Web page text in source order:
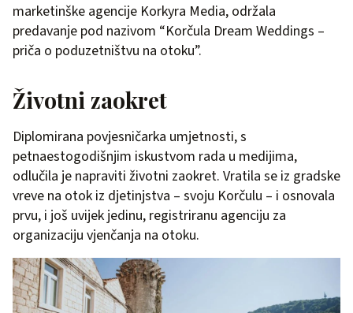
marketinške agencije Korkyra Media, održala
predavanje pod nazivom “Korčula Dream Weddings –
priča o poduzetništvu na otoku”.
Životni zaokret
Diplomirana povjesničarka umjetnosti, s
petnaestogodišnjim iskustvom rada u medijima,
odlučila je napraviti životni zaokret. Vratila se iz gradske
vreve na otok iz djetinjstva – svoju Korčulu – i osnovala
prvu, i još uvijek jedinu, registriranu agenciju za
organizaciju vjenčanja na otoku.